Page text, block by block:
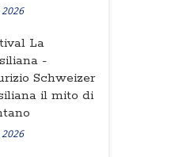
La
-
Schweizer
il mito di